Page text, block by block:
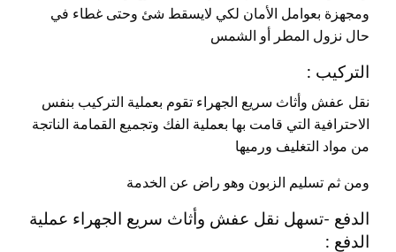
ومجهزة بعوامل الأمان لكي لايسقط شئ وحتى غطاء في
حال نزول المطر أو الشمس
التركيب :
نقل عفش وأثاث سريع الجهراء تقوم بعملية التركيب بنفس
الاحترافية التي قامت بها بعملية الفك وتجميع القمامة الناتجة
من مواد التغليف ورميها
ومن ثم تسليم الزبون وهو راض عن الخدمة
الدفع -تسهل نقل عفش وأثاث سريع الجهراء عملية
الدفع :